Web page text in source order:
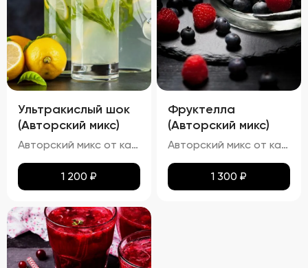
Ультракислый шок
(Авторский микс)
Авторский микс от кальянных мастеров - Освежающий кислый лимонад с лимонным фрешем
1 200 ₽
Фруктелла
(Авторский микс)
Авторский микс от кальянных мастеров - Твист на известные конфеты - мягкость банана, искрящаяся клубничная начинка и приятная яблочная кислинка
1 300 ₽